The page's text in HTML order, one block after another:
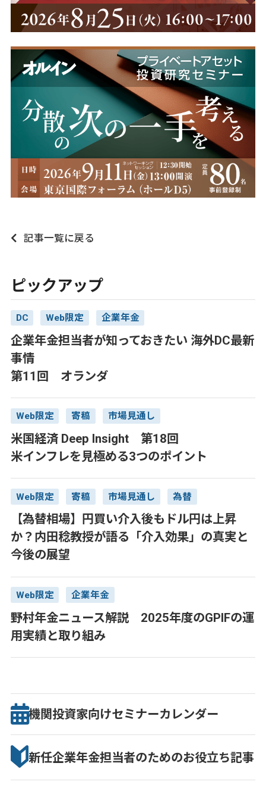
記事一覧に戻る
ピックアップ
DC Web限定 企業年金
企業年金担当者が知っておきたい 海外DC最新
事情
第11回 オランダ
Web限定 寄稿 市場見通し
米国経済 Deep Insight 第18回
米インフレを見極める3つのポイント
Web限定 寄稿 市場見通し 為替
【為替相場】円買い介入後もドル円は上昇
か？内田稔教授が語る「介入効果」の真実と
今後の展望
Web限定 企業年金
野村年金ニュース解説 2025年度のGPIFの運
用実績と取り組み
機関投資家向けセミナーカレンダー
新任企業年金担当者のためのお役立ち記事